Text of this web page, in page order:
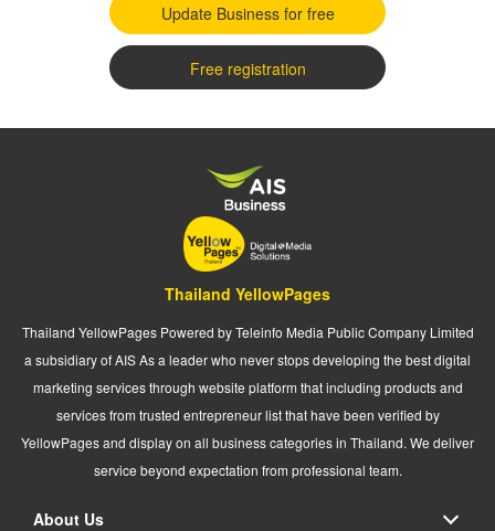
Update Business for free
Free registration
Thailand YellowPages
Thailand YellowPages Powered by Teleinfo Media Public Company Limited
a subsidiary of AIS As a leader who never stops developing the best digital
marketing services through website platform that including products and
services from trusted entrepreneur list that have been verified by
YellowPages and display on all business categories in Thailand. We deliver
service beyond expectation from professional team.
About Us